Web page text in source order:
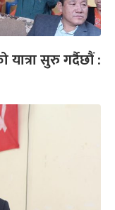
सुरु गर्दैछौं :